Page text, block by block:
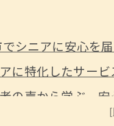
シニアに安心を
に特化したサー
の声から学ぶ、